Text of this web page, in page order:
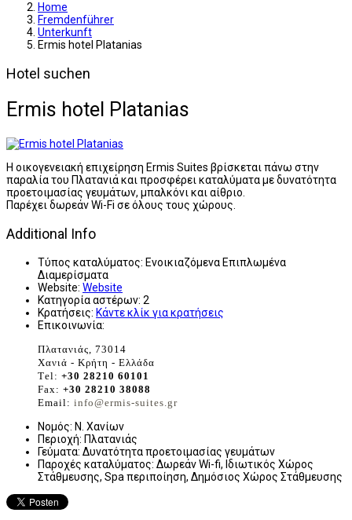
Home
Fremdenführer
Unterkunft
Ermis hotel Platanias
Hotel suchen
Ermis hotel Platanias
Η οικογενειακή επιχείρηση Ermis Suites βρίσκεται πάνω στην
παραλία του Πλατανιά και προσφέρει καταλύματα με δυνατότητα
προετοιμασίας γευμάτων, μπαλκόνι και αίθριο.
Παρέχει δωρεάν Wi-Fi σε όλους τους χώρους.
Additional Info
Τύπος καταλύματος: Ενοικιαζόμενα Επιπλωμένα
Διαμερίσματα
Website: Website
Κατηγορία αστέρων: 2
Κρατήσεις: Κάντε κλίκ για κρατήσεις
Επικοινωνία:
Πλατανιάς, 73014
Χανιά - Κρήτη - Ελλάδα
Τel: +30 28210 60101
Fax: +30 28210 38088
Email: info@ermis-suites.gr
Νομός: Ν. Χανίων
Περιοχή: Πλατανιάς
Γεύματα: Δυνατότητα προετοιμασίας γευμάτων
Παροχές καταλύματος: Δωρεάν Wi-fi, Ιδιωτικός Χώρος
Στάθμευσης, Spa περιποίηση, Δημόσιος Χώρος Στάθμευσης